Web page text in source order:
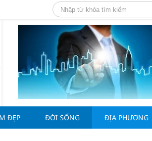
ĐẸP ĐỜI SỐNG ĐỊA PHƯƠNG